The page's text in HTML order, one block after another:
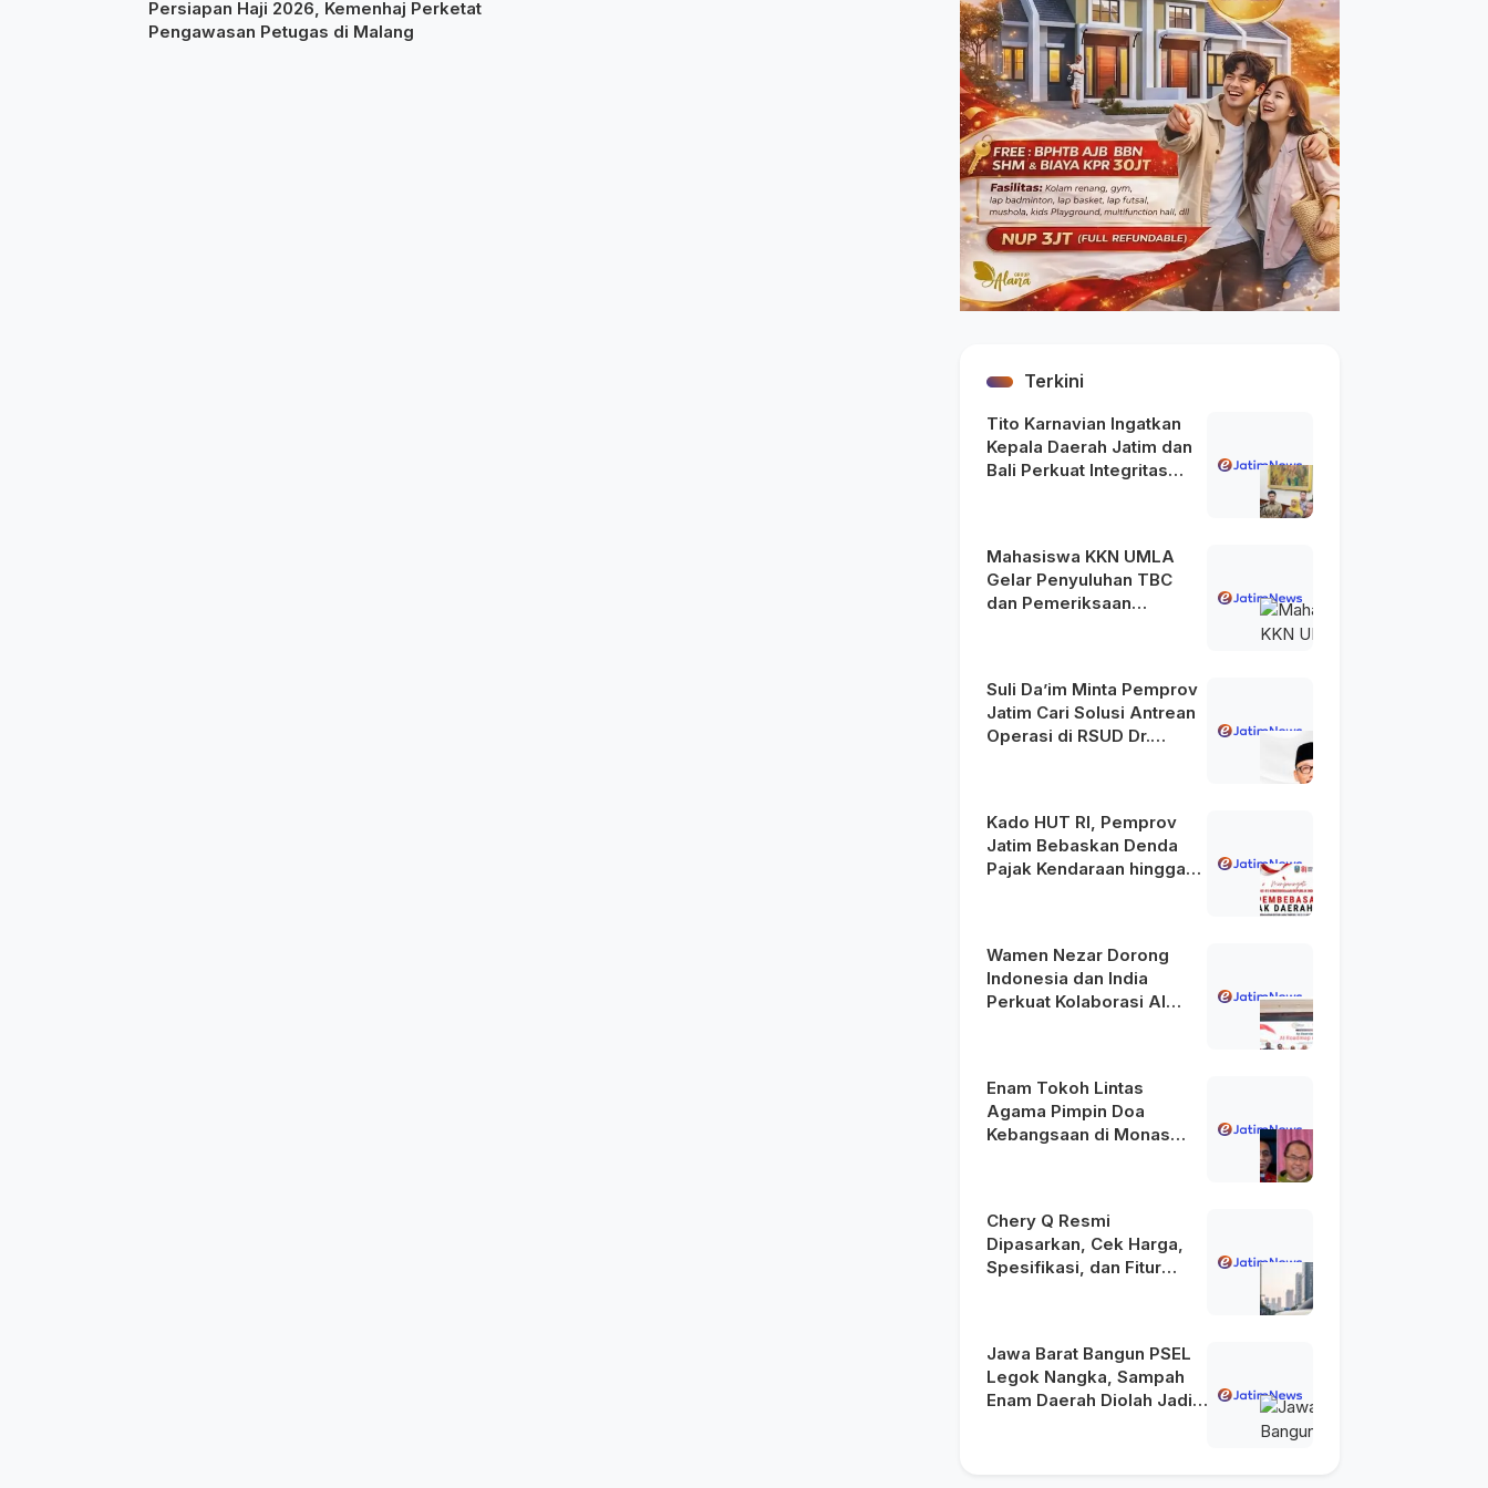
Persiapan Haji 2026, Kemenhaj Perketat
Pengawasan Petugas di Malang
Terkini
Tito Karnavian Ingatkan
Kepala Daerah Jatim dan
Bali Perkuat Integritas
Mahasiswa KKN UMLA
Gelar Penyuluhan TBC
dan Pemeriksaan
Suli Da’im Minta Pemprov
Jatim Cari Solusi Antrean
Operasi di RSUD Dr.
Kado HUT RI, Pemprov
Jatim Bebaskan Denda
Pajak Kendaraan hingga
Wamen Nezar Dorong
Indonesia dan India
Perkuat Kolaborasi AI
Enam Tokoh Lintas
Agama Pimpin Doa
Kebangsaan di Monas
Chery Q Resmi
Dipasarkan, Cek Harga,
Spesifikasi, dan Fitur
Jawa Barat Bangun PSEL
Legok Nangka, Sampah
Enam Daerah Diolah Jadi